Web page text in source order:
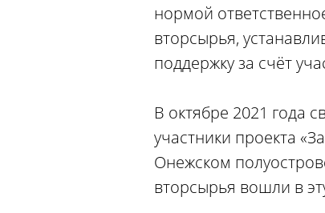
нормой
вторсырья,
поддержку за счёт
В октябре 2021 года
участники проекта
Онежском
вторсырья вошли в